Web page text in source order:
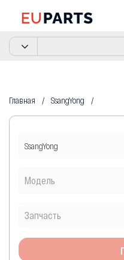
Главная SsangYong
SsangYong